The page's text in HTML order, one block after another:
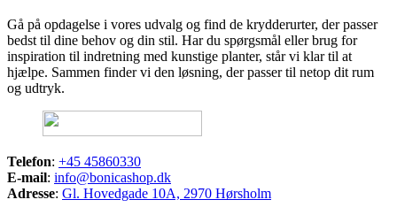
Gå på opdagelse i vores udvalg og find de krydderurter, der passer
bedst til dine behov og din stil. Har du spørgsmål eller brug for
inspiration til indretning med kunstige planter, står vi klar til at
hjælpe. Sammen finder vi den løsning, der passer til netop dit rum
og udtryk.
Telefon: +45 45860330
E-mail: info@bonicashop.dk
Adresse: Gl. Hovedgade 10A, 2970 Hørsholm